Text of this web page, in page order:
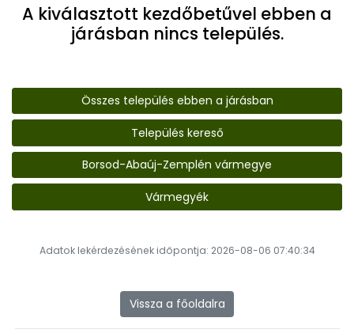
A kiválasztott kezdőbetűvel ebben a
járásban nincs település.
Összes település ebben a járásban
Település kereső
Borsod-Abaúj-Zemplén vármegye
Vármegyék
Adatok lekérdezésének időpontja: 2026-08-06 07:40:34
Vissza a főoldalra